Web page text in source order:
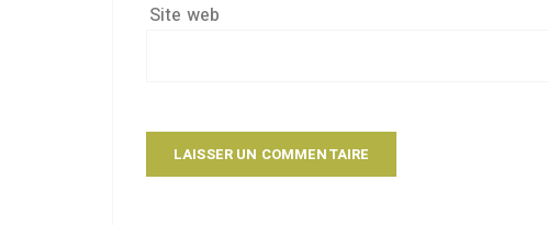
Site web